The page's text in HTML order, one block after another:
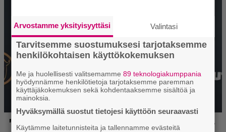
Arvostamme yksityisyyttäsi Valintasi
Tarvitsemme suostumuksesi tarjotaksemme
henkilökohtaisen käyttökokemuksen
Me ja huolellisesti valitsemamme89 teknologiakumppania
hyödynnämme henkilötietoja tarjotaksemme paremman
käyttäjäkokemuksen sekä kohdentaaksemme sisältöä ja
mainoksia.
Hyväksymällä suostut tietojesi käyttöön seuraavasti
Käytämme laitetunnisteita ja tallennamme evästeitä